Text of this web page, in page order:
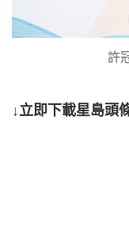
許
↓立即下載星島頭